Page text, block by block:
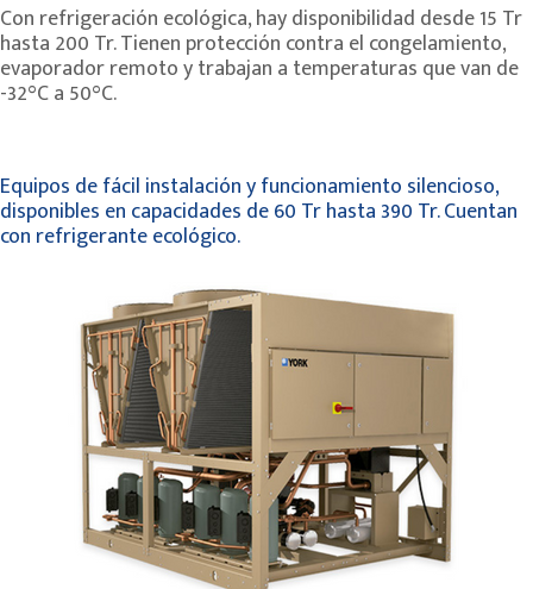
Con refrigeración ecológica, hay disponibilidad desde 15 Tr
hasta 200 Tr. Tienen protección contra el congelamiento,
evaporador remoto y trabajan a temperaturas que van de
-32°C a 50°C.
Equipos de fácil instalación y funcionamiento silencioso,
disponibles en capacidades de 60 Tr hasta 390 Tr. Cuentan
con refrigerante ecológico.